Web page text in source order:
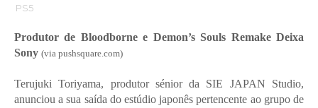
PS5
Produtor de Bloodborne e Demon’s Souls Remake Deixa
Sony (via pushsquare.com)
Terujuki Toriyama, produtor sénior da SIE JAPAN Studio,
anunciou a sua saída do estúdio japonês pertencente ao grupo de